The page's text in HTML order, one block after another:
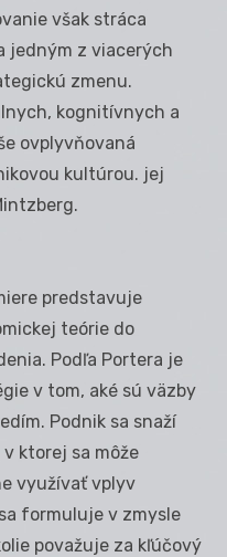
však stráca
jedným z viacerých
zmenu.
kognitívnych a
ovplyvňovaná
kultúrou. jej
predstavuje
teórie do
Podľa Portera je
v tom, aké sú väzby
Podnik sa snaží
ktorej sa môže
využívať vplyv
formuluje v zmysle
považuje za kľúčový